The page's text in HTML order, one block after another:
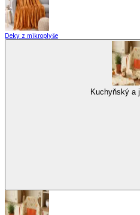
Deky z mikroplyše
Kuchyňský a